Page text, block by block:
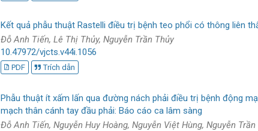
Kết quả phẫu thuật Rastelli điều trị bệnh teo phổi có thông liên
Đỗ Anh Tiến, Lê Thị Thủy, Nguyễn Trần Thủy
10.47972/vjcts.v44i.1056
PDF Trích dẫn
Phẫu thuật ít xấm lấn qua đường nách phải điều trị bệnh động
mạch thân cánh tay đầu phải: Báo cáo ca lâm sàng
Đỗ Anh Tiến, Nguyễn Huy Hoàng, Nguyễn Việt Hùng, Nguyễn Trần